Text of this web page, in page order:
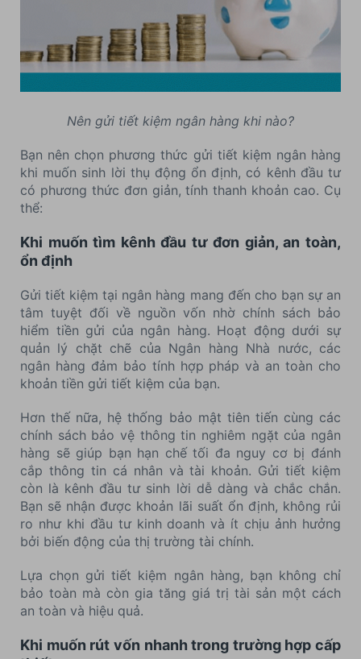
Nên gửi tiết kiệm ngân hàng khi nào?
Bạn nên chọn phương thức gửi tiết kiệm ngân hàng
khi muốn sinh lời thụ động ổn định, có kênh đầu tư
có phương thức đơn giản, tính thanh khoản cao. Cụ
thể:
Khi muốn tìm kênh đầu tư đơn giản, an toàn,
ổn định
Gửi tiết kiệm tại ngân hàng mang đến cho bạn sự an
tâm tuyệt đối về nguồn vốn nhờ chính sách bảo
hiểm tiền gửi của ngân hàng. Hoạt động dưới sự
quản lý chặt chẽ của Ngân hàng Nhà nước, các
ngân hàng đảm bảo tính hợp pháp và an toàn cho
khoản tiền gửi tiết kiệm của bạn.
Hơn thế nữa, hệ thống bảo mật tiên tiến cùng các
chính sách bảo vệ thông tin nghiêm ngặt của ngân
hàng sẽ giúp bạn hạn chế tối đa nguy cơ bị đánh
cắp thông tin cá nhân và tài khoản. Gửi tiết kiệm
còn là kênh đầu tư sinh lời dễ dàng và chắc chắn.
Bạn sẽ nhận được khoản lãi suất ổn định, không rủi
ro như khi đầu tư kinh doanh và ít chịu ảnh hưởng
bởi biến động của thị trường tài chính.
Lựa chọn gửi tiết kiệm ngân hàng, bạn không chỉ
bảo toàn mà còn gia tăng giá trị tài sản một cách
an toàn và hiệu quả.
Khi muốn rút vốn nhanh trong trường hợp cấp